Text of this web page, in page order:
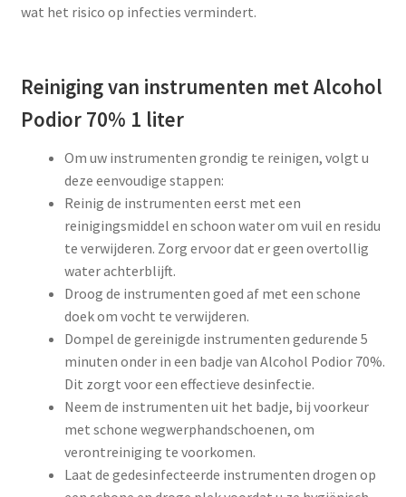
wat het risico op infecties vermindert.
Reiniging van instrumenten met Alcohol
Podior 70% 1 liter
Om uw instrumenten grondig te reinigen, volgt u
deze eenvoudige stappen:
Reinig de instrumenten eerst met een
reinigingsmiddel en schoon water om vuil en residu
te verwijderen. Zorg ervoor dat er geen overtollig
water achterblijft.
Droog de instrumenten goed af met een schone
doek om vocht te verwijderen.
Dompel de gereinigde instrumenten gedurende 5
minuten onder in een badje van Alcohol Podior 70%.
Dit zorgt voor een effectieve desinfectie.
Neem de instrumenten uit het badje, bij voorkeur
met schone wegwerphandschoenen, om
verontreiniging te voorkomen.
Laat de gedesinfecteerde instrumenten drogen op